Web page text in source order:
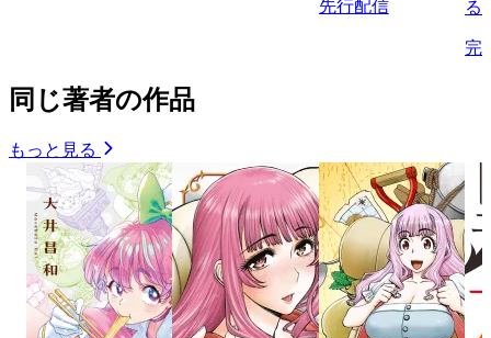
先行配信
る
完
同じ著者の作品
もっと見る